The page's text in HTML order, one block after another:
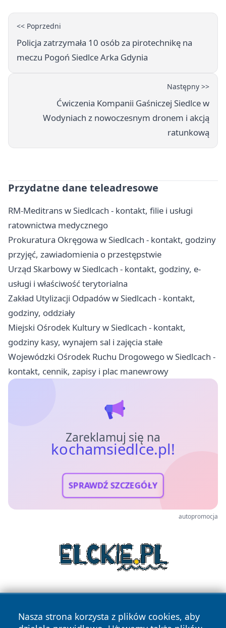
<< Poprzedni
Policja zatrzymała 10 osób za pirotechnikę na
meczu Pogoń Siedlce Arka Gdynia
Następny >>
Ćwiczenia Kompanii Gaśniczej Siedlce w
Wodyniach z nowoczesnym dronem i akcją
ratunkową
Przydatne dane teleadresowe
RM-Meditrans w Siedlcach - kontakt, filie i usługi
ratownictwa medycznego
Prokuratura Okręgowa w Siedlcach - kontakt, godziny
przyjęć, zawiadomienia o przestępstwie
Urząd Skarbowy w Siedlcach - kontakt, godziny, e-
usługi i właściwość terytorialna
Zakład Utylizacji Odpadów w Siedlcach - kontakt,
godziny, oddziały
Miejski Ośrodek Kultury w Siedlcach - kontakt,
godziny kasy, wynajem sal i zajęcia stałe
Wojewódzki Ośrodek Ruchu Drogowego w Siedlcach -
kontakt, cennik, zapisy i plac manewrowy
Zareklamuj się na
kochamsiedlce.pl!
SPRAWDŹ SZCZEGÓŁY
autopromocja
Nasza strona korzysta z plików cookies, aby